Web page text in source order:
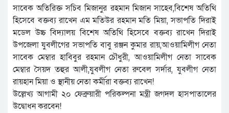
সাবেক অতিরিক্ত সচিব মিজানুর রহমান মিজান সাহেব,বিশেষ অতিথি
হিসেবে বক্তব্য রাখেন এম মতিউর রহমান মতি মিয়া, সভাপতি দিরাই
মডেল উচ্চ বিদ্যালয় বিশেষ অতিথি হিসেবে বক্তব্য রাখেন দিরাই
উপজেলা যুবলীগের সভাপতি বাবু রঞ্জন কুমার রায়,আওয়ামিলীগ নেতা
সাবেক মেম্বার হাবিবুর রহমান চৌধুরী, আওয়ামিলীগ নেতা সাবেক
মেম্বার সৈয়দ তহুর আলী,যুবলীগ নেতা রুবেল সর্দার, যুবলীগ নেতা
রায়হান মিয়া ও স্থানীয় নেতা কর্মীরা বক্তব্য রাখেন!
উল্লেখ্য আগামী ২০ ফেব্রুয়ারী পরিকল্পনা মন্ত্রী জগদল হাসপাতালের
উদ্বোধন করবেন!